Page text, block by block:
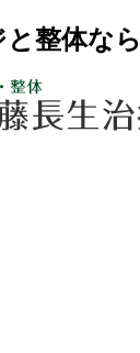
整体な